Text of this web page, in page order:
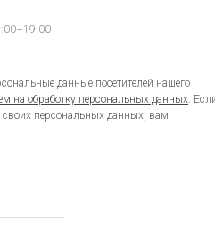
данные посетителей нашего
на обработку персональных данных.
своих персональных данных, вам